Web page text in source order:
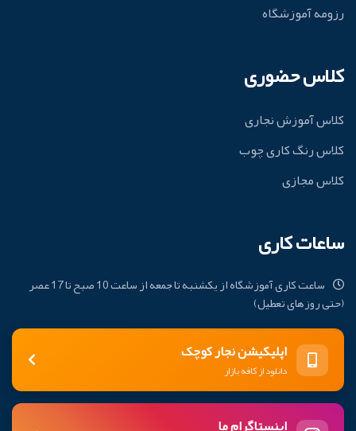
رزومه آموزشگاه
کلاس حضوری
کلاس آموزش نجاری
کلاس رنگ کاری چوب
کلاس مجازی
ساعات کاری
ساعت کاری آموزشگاه از یکشنبه تا جمعه از ساعت 10 صبح تا 17 عصر
(حتی روزهای تعطیل)
اپلیکیشن نجار کوچک
دانلود از کافه بازار